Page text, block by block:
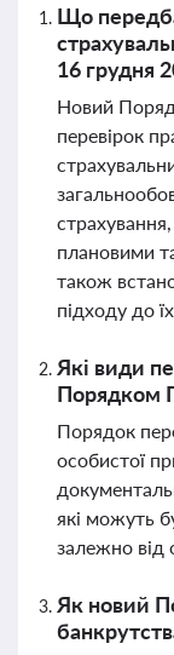
Що
16 грудня
Новий
перевірок
плановими
також
підходу до
Які види
Порядком
Порядок
особистої
які можуть
залежно від
Як новий